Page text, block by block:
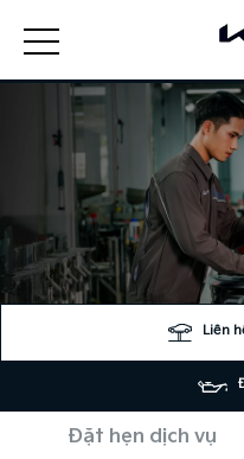
Liên
Đặt hẹn dịch vụ